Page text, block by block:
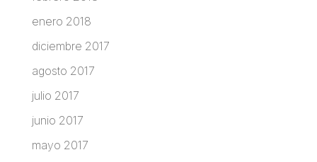
enero 2018
diciembre 2017
agosto 2017
julio 2017
junio 2017
mayo 2017